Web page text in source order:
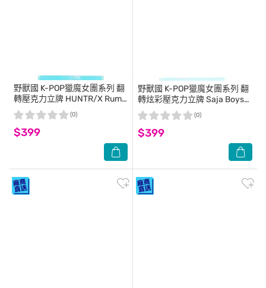
野獸國 K-POP獵魔女團系列 翻
轉壓克力立牌 HUNTR/X Rumi
款
$399
(0)
野獸國 K-POP獵魔女團系列 翻
轉炫彩壓克力立牌 Saja Boys
Baby款
$399
(0)